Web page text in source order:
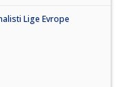
Lige Evrope